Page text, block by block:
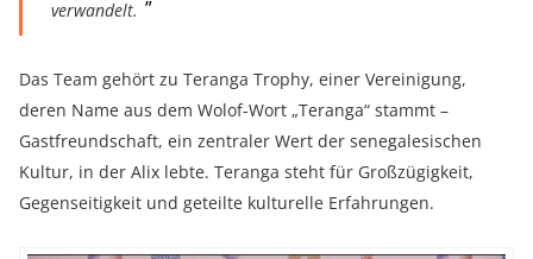
verwandelt.
Das Team gehört zu Teranga Trophy, einer Vereinigung,
deren Name aus dem Wolof-Wort „Teranga“ stammt –
Gastfreundschaft, ein zentraler Wert der senegalesischen
Kultur, in der Alix lebte. Teranga steht für Großzügigkeit,
Gegenseitigkeit und geteilte kulturelle Erfahrungen.